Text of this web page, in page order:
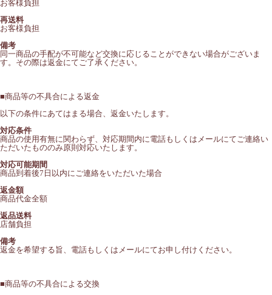
お客様負担
再送料
お客様負担
備考
同一商品の手配が不可能など交換に応じることができない場合がございま
す。その際は返金にてご了承ください。
■商品等の不具合による返金
以下の条件にあてはまる場合、返金いたします。
対応条件
商品の使用有無に関わらず、対応期間内に電話もしくはメールにてご連絡い
ただいたもののみ原則対応いたします。
対応可能期間
商品到着後7日以内にご連絡をいただいた場合
返金額
商品代金全額
返品送料
店舗負担
備考
返金を希望する旨、電話もしくはメールにてお申し付けください。
■商品等の不具合による交換